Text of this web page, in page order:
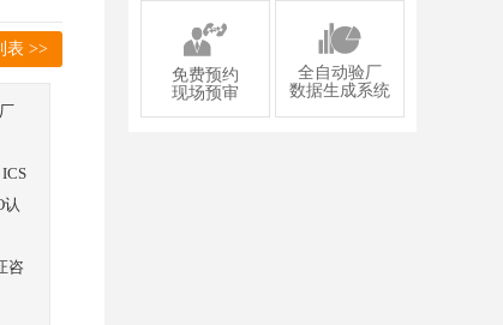
免费预约
现场预审
全自动验厂
数据生成系统
表 >>
ICS
认
咨